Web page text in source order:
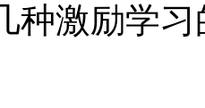
种激励学